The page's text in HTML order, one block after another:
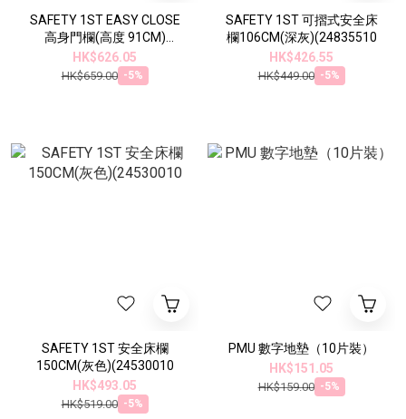
SAFETY 1ST EASY CLOSE
高身門欄(高度 91CM)
(2424431000）
HK$626.05
HK$659.00 -5%
SAFETY 1ST 可摺式安全床
欄106CM(深灰)(24835510
HK$426.55
HK$449.00 -5%
SAFETY 1ST 安全床欄
150CM(灰色)(24530010
HK$493.05
HK$519.00 -5%
PMU 數字地墊（10片裝）
HK$151.05
HK$159.00 -5%